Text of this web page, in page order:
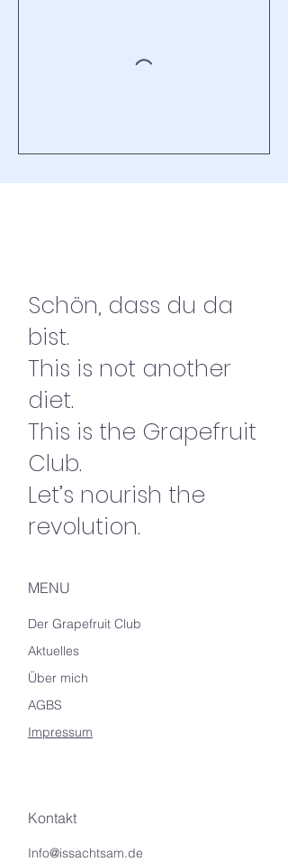
Schön, dass du da
bist.
This is not another
diet.
This is the Grapefruit
Club.
Let’s nourish the
revolution.
MENU
Der Grapefruit Club
Aktuelles
Über mich
AGBS
Impressum
Kontakt
Info@issachtsam.de